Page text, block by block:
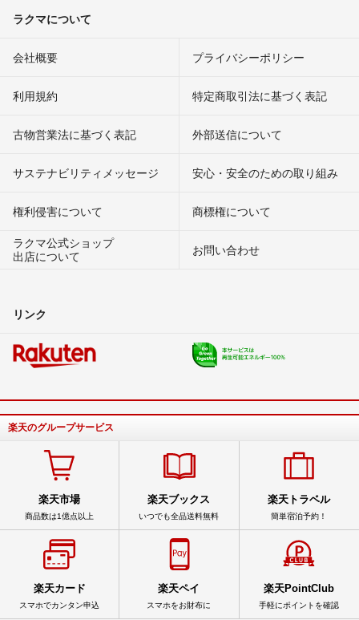
ラクマについて
会社概要 プライバシーポリシー
利用規約 特定商取引法に基づく表記
古物営業法に基づく表記 外部送信について
サステナビリティメッセージ 安心・安全のための取り組み
権利侵害について
商標権について
ラクマ公式ショップ
出店について
お問い合わせ
リンク
楽天のグループサービス
楽天市場
商品数は1億点以上
楽天ブックス
いつでも全品送料無料
楽天トラベル
簡単宿泊予約！
楽天カード
スマホでカンタン申込
楽天ペイ
スマホをお財布に
楽天PointClub
手軽にポイントを確認